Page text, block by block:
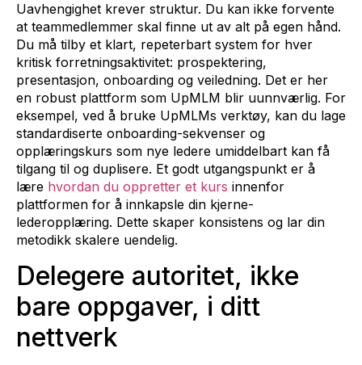
Uavhengighet krever struktur. Du kan ikke forvente
at teammedlemmer skal finne ut av alt på egen hånd.
Du må tilby et klart, repeterbart system for hver
kritisk forretningsaktivitet: prospektering,
presentasjon, onboarding og veiledning. Det er her
en robust plattform som UpMLM blir uunnværlig. For
eksempel, ved å bruke UpMLMs verktøy, kan du lage
standardiserte onboarding-sekvenser og
opplæringskurs som nye ledere umiddelbart kan få
tilgang til og duplisere. Et godt utgangspunkt er å
lære hvordan du oppretter et kurs innenfor
plattformen for å innkapsle din kjerne-
lederopplæring. Dette skaper konsistens og lar din
metodikk skalere uendelig.
Delegere autoritet, ikke
bare oppgaver, i ditt
nettverk